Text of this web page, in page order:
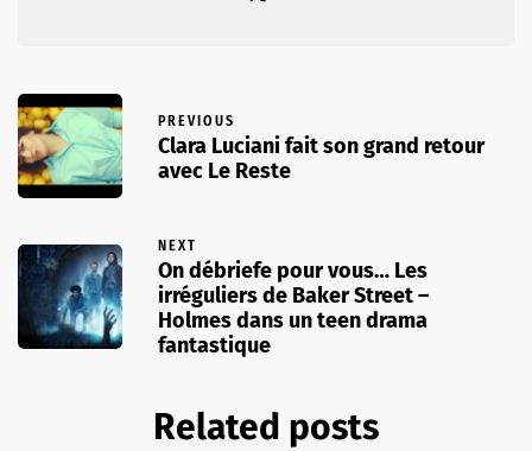
PREVIOUS
Clara Luciani fait son grand retour
avec Le Reste
NEXT
On débriefe pour vous… Les
irréguliers de Baker Street –
Holmes dans un teen drama
fantastique
Related posts